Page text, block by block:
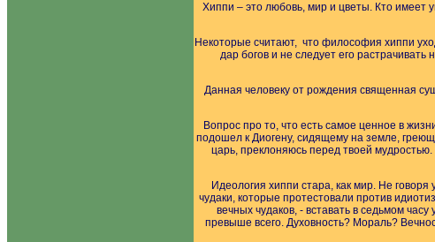
Хиппи – это любовь, мир и цветы. Кто имеет
Некоторые считают, что философия хиппи
дар богов и не следует его
Данная человеку от рождения священная
Вопрос про то, что есть самое ценное в
подошел к Диогену, сидящему на земле,
царь, преклоняюсь перед твоей
Идеология хиппи стара, как мир. Не
чудаки, которые протестовали против
вечных чудаков, - вставать в седьмом
превыше всего. Духовность? Мораль?